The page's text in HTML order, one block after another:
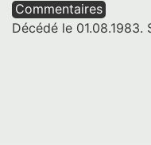
Commentaires
Décédé le 01.08.1983.